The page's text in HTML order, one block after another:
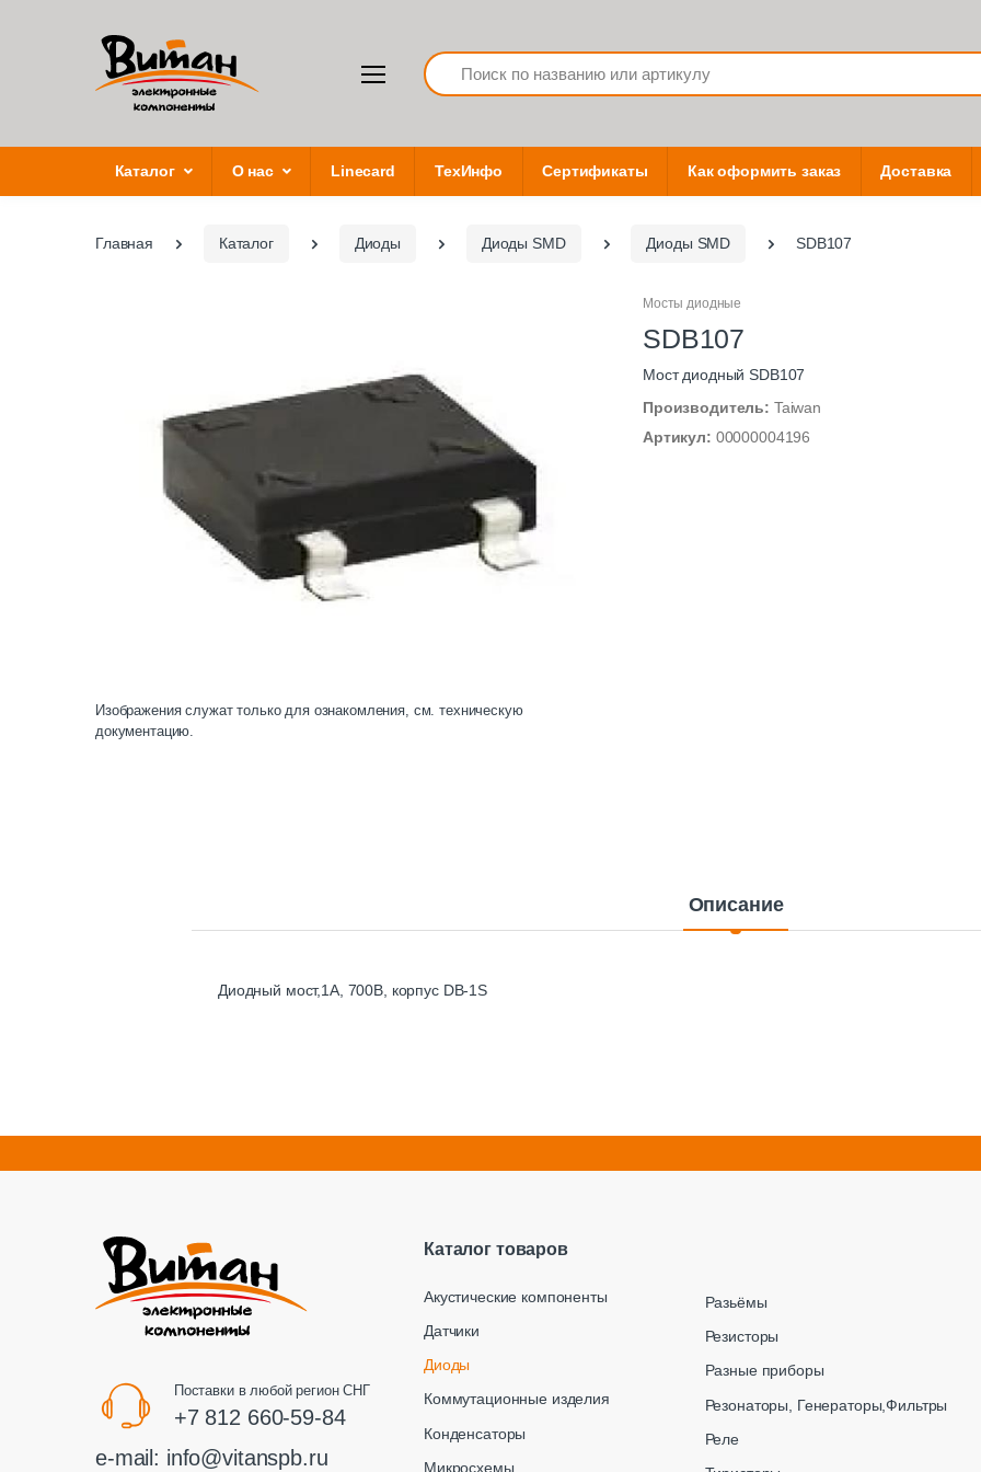
Search
Каталог О нас Linecard ТехИнфо Сертификаты Как оформить заказ Доставка
Главная Каталог Диоды Диоды SMD Диоды SMD SDB107
Изображения служат только для ознакомления, см. техническую
документацию.
Мосты диодные
SDB107
Мост диодный SDB107
Производитель: Taiwan
Артикул: 00000004196
Описание
Диодный мост,1А, 700В, корпус DB-1S
Поставки в любой регион СНГ
+7 812 660-59-84
e-mail: info@vitanspb.ru
Каталог товаров
Акустические компоненты
Датчики
Диоды
Коммутационные изделия
Конденсаторы
Микросхемы
Разьёмы
Резисторы
Разные приборы
Резонаторы, Генераторы,Фильтры
Реле